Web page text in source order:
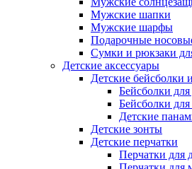
Мужские шапки
Мужские шарфы
Подарочные
Сумки и рюкзаки
Детские аксессуары
Детские бейсболки
Бейсболки для
Бейсболки
Детские
Детские зонты
Детские перчатки
Перчатки для